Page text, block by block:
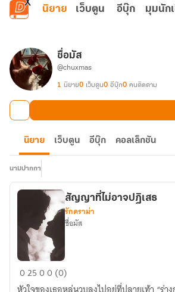
ข้ามไปยังเนื้อหาหลัก
นิยาย เว็บตูน อีบุ๊ก มุมนัก
ชื่อมัส
@chuxmas
1 นิยาย0 เว็บตูน0 อีบุ๊ก0 คนติดตาม
นิยาย เว็บตูน อีบุ๊ก คอลเล็กชัน
นามปากกา
สัญญา
ที่
สัญญาที่ไม่อาจปฏิเสธ
รักดราม่า
ชื่อมัส
02500 (0)